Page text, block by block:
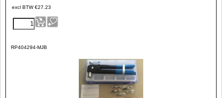
excl BTW €27.23
RP404294-MJB